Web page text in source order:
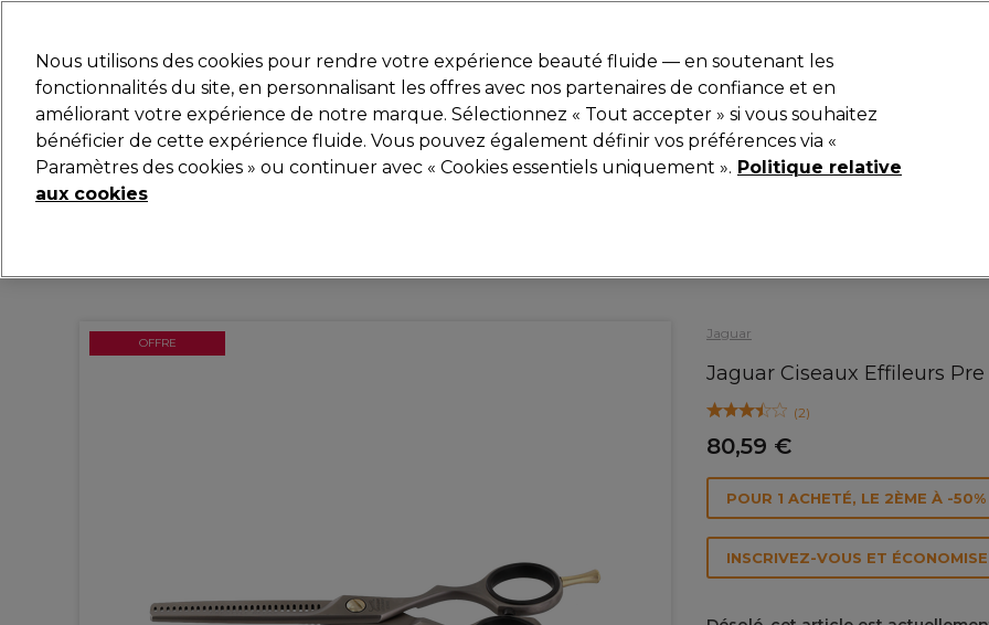
Rechercher
Marques Bons plans Coiffure Electro et Matériel Equipement de salon Beauté Hommes
Livraison et délais
Jaguar
Jaguar Ciseaux Effileurs Pre
(2)
80,59 €
OFFRE
POUR 1 ACHETÉ, LE 2ÈME À -50%
INSCRIVEZ-VOUS ET
Nous utilisons des cookies pour rendre votre expérience beauté fluide — en soutenant les
fonctionnalités du site, en personnalisant les offres avec nos partenaires de confiance et en
améliorant votre expérience de notre marque. Sélectionnez « Tout accepter » si vous souhaitez
bénéficier de cette expérience fluide. Vous pouvez également définir vos préférences via «
Paramètres des cookies » ou continuer avec « Cookies essentiels uniquement ». Politique relative
aux cookies